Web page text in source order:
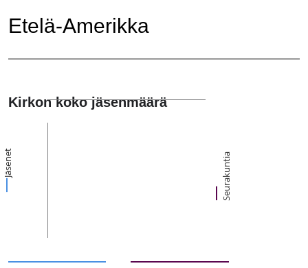
Etelä-Amerikka
Kirkon koko jäsenmäärä
Jäsenet Seurakuntia